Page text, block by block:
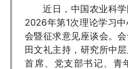
近日，中国农业科
2026年第1次理论学习
会暨征求意见座谈会。
田文礼主持，研究所中
首席、党支部书记、青